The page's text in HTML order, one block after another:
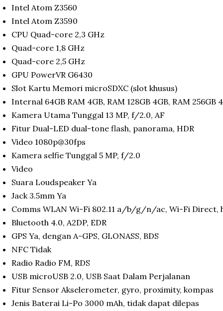
Intel Atom Z3560
Intel Atom Z3590
CPU Quad-core 2,3 GHz
Quad-core 1,8 GHz
Quad-core 2,5 GHz
GPU PowerVR G6430
Slot Kartu Memori microSDXC (slot khusus)
Internal 64GB RAM 4GB, RAM 128GB 4GB, RAM 256GB
Kamera Utama Tunggal 13 MP, f/2.0, AF
Fitur Dual-LED dual-tone flash, panorama, HDR
Video 1080p@30fps
Kamera selfie Tunggal 5 MP, f/2.0
Video
Suara Loudspeaker Ya
Jack 3.5mm Ya
Comms WLAN Wi-Fi 802.11 a/b/g/n/ac, Wi-Fi Direct,
Bluetooth 4.0, A2DP, EDR
GPS Ya, dengan A-GPS, GLONASS, BDS
NFC Tidak
Radio Radio FM, RDS
USB microUSB 2.0, USB Saat Dalam Perjalanan
Fitur Sensor Akselerometer, gyro, proximity, kompas
Jenis Baterai Li-Po 3000 mAh, tidak dapat dilepas